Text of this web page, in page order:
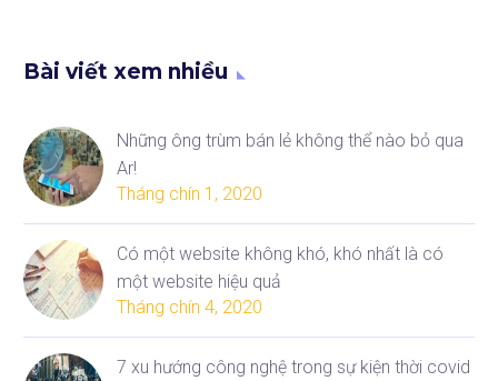
Bài viết xem nhiều
Những ông trùm bán lẻ không thể nào bỏ qua
Ar!
Tháng chín 1, 2020
Có một website không khó, khó nhất là có
một website hiệu quả
Tháng chín 4, 2020
7 xu hướng công nghệ trong sự kiện thời covid